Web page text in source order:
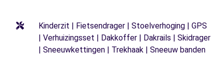
Kinderzit | Fietsendrager | Stoelverhoging | GPS
| Verhuizingsset | Dakkoffer | Dakrails | Skidrager
| Sneeuwkettingen | Trekhaak | Sneeuw banden